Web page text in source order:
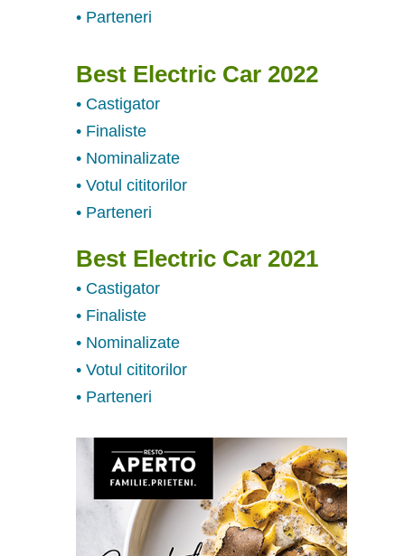
• Parteneri
Best Electric Car 2022
• Castigator
• Finaliste
• Nominalizate
• Votul cititorilor
• Parteneri
Best Electric Car 2021
• Castigator
• Finaliste
• Nominalizate
• Votul cititorilor
• Parteneri